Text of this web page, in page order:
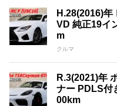
H.28(2016)年
VD 純正19イ
m
クルマ
R.3(2021)年
ナー PDLS付
00km